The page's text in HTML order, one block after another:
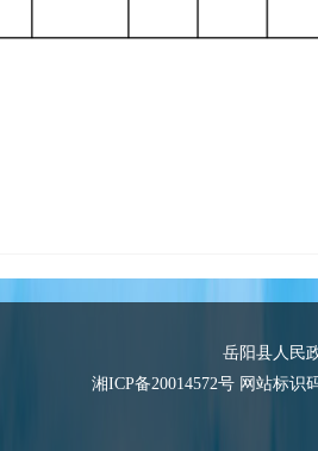
岳阳县人民
湘ICP备20014572号 网站标识